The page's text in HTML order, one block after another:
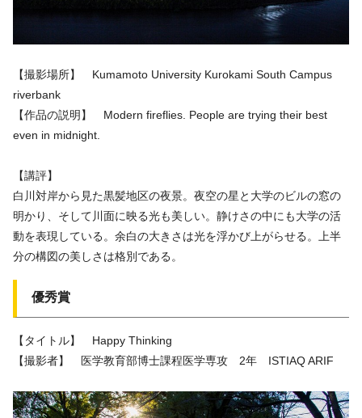
【撮影場所】 Kumamoto University Kurokami South Campus
riverbank
【作品の説明】 Modern fireflies. People are trying their best
even in midnight.
【講評】
白川対岸から見た黒髪地区の夜景。夜空の星と大学のビルの窓の
明かり、そして川面に映る光も美しい。静けさの中にも大学の活
動を表現している。余白の大きさは光を浮かび上がらせる。上半
分の構図の美しさは格別である。
優秀賞
【タイトル】 Happy Thinking
【撮影者】 医学教育部博士課程医学専攻 2年 ISTIAQ ARIF